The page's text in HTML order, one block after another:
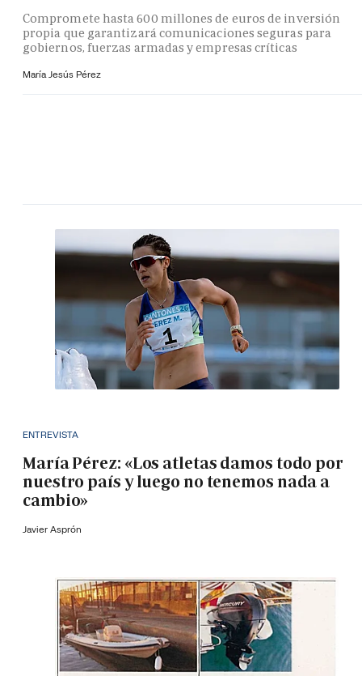
Compromete hasta 600 millones de euros de inversión
propia que garantizará comunicaciones seguras para
gobiernos, fuerzas armadas y empresas críticas
María Jesús Pérez
ENTREVISTA
María Pérez: «Los atletas damos todo por
nuestro país y luego no tenemos nada a
cambio»
Javier Asprón